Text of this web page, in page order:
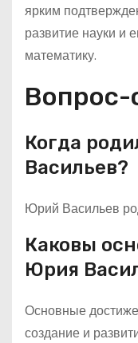
ярким
развитие науки и
математику.
Вопрос-
Когда
Васильев?
Юрий Васильев
Каковы
Юрия
Основные
создание и